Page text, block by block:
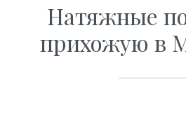
Натяжные
прихожую в